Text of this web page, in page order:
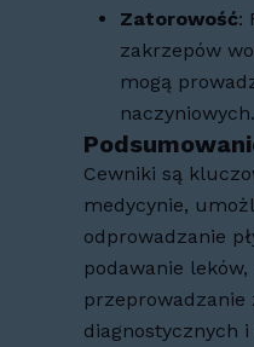
Zatorowość:
zakrzepów
mogą
naczyniowych.
Cewniki są
medycynie,
odprowadzanie
podawanie leków,
przeprowadzanie
diagnostycznych